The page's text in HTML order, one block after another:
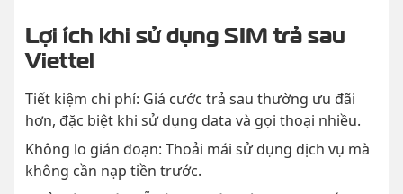
Lợi ích khi sử dụng SIM trả sau
Viettel
Tiết kiệm chi phí: Giá cước trả sau thường ưu đãi
hơn, đặc biệt khi sử dụng data và gọi thoại nhiều.
Không lo gián đoạn: Thoải mái sử dụng dịch vụ mà
không cần nạp tiền trước.